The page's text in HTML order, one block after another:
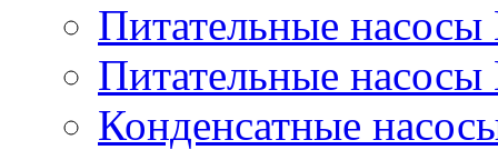
Питательные
Питательные
Конденсатные